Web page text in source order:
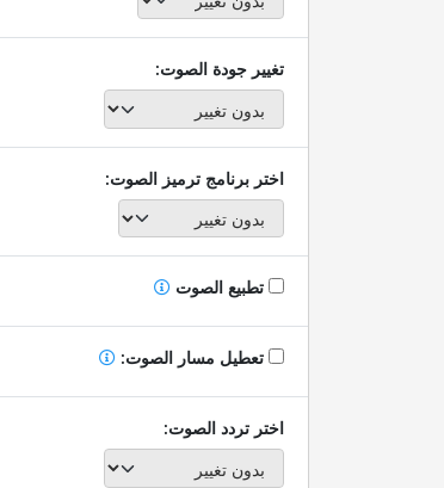
تغيير جودة الصوت:
اختر برنامج ترميز الصوت:
تطبيع الصوت
تعطيل مسار الصوت:
اختر تردد الصوت: